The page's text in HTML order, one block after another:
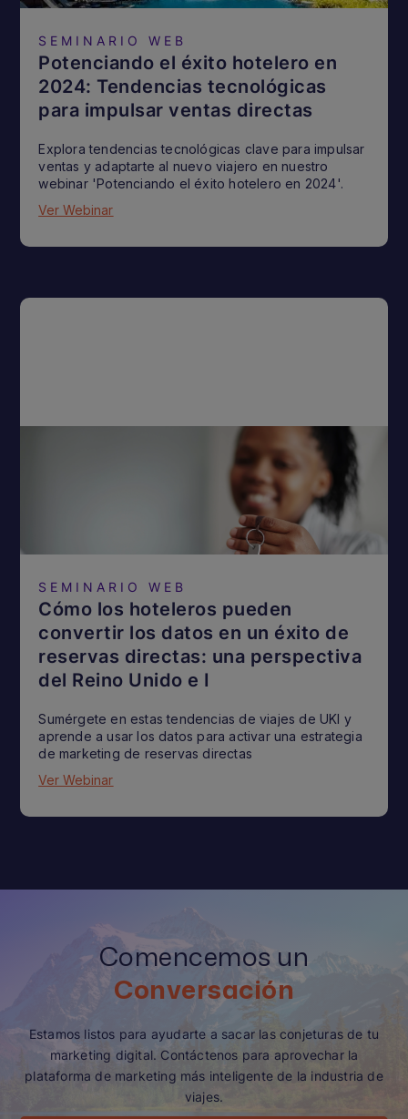
SEMINARIO WEB
Potenciando el éxito hotelero en
2024: Tendencias tecnológicas
para impulsar ventas directas
Explora tendencias tecnológicas clave para impulsar
ventas y adaptarte al nuevo viajero en nuestro
webinar 'Potenciando el éxito hotelero en 2024'.
Ver Webinar
SEMINARIO WEB
Cómo los hoteleros pueden
convertir los datos en un éxito de
reservas directas: una perspectiva
del Reino Unido e I
Sumérgete en estas tendencias de viajes de UKI y
aprende a usar los datos para activar una estrategia
de marketing de reservas directas
Ver Webinar
Comencemos un
Conversación
Estamos listos para ayudarte a sacar las conjeturas de tu
marketing digital. Contáctenos para aprovechar la
plataforma de marketing más inteligente de la industria de
viajes.